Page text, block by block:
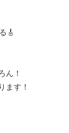
🎸
ん！
ます！